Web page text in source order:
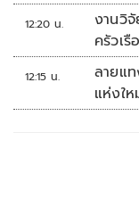
12:20 น.
งานวิ
ครัวเ
12:15 น.
ลายแ
แห่งให